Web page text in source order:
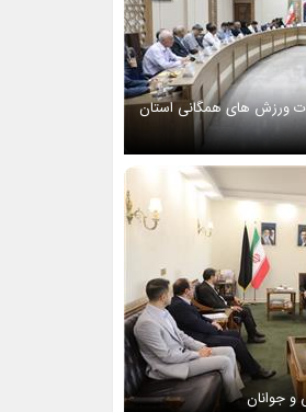
ورزش های همگانی استان
و جوانان